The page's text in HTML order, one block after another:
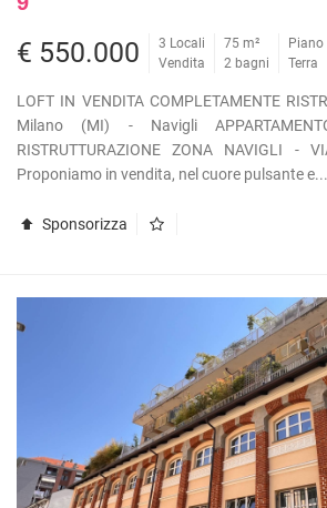
€ 550.000
3 Locali
Vendita
75 m²
2 bagni
Piano
Terra
LOFT IN VENDITA COMPLETAMENTE
Milano (MI) - Navigli
RISTRUTTURAZIONE ZONA NAVIGLI -
Proponiamo in vendita, nel cuore pulsante e...
Sponsorizza